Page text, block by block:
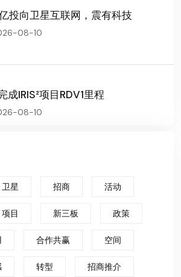
投向卫星互联网，震有科技
08-10
成IRIS²项目RDV1里程
08-10
卫星 招商 活动
项目 新三板 政策
合作共赢 空间
转型 招商推介